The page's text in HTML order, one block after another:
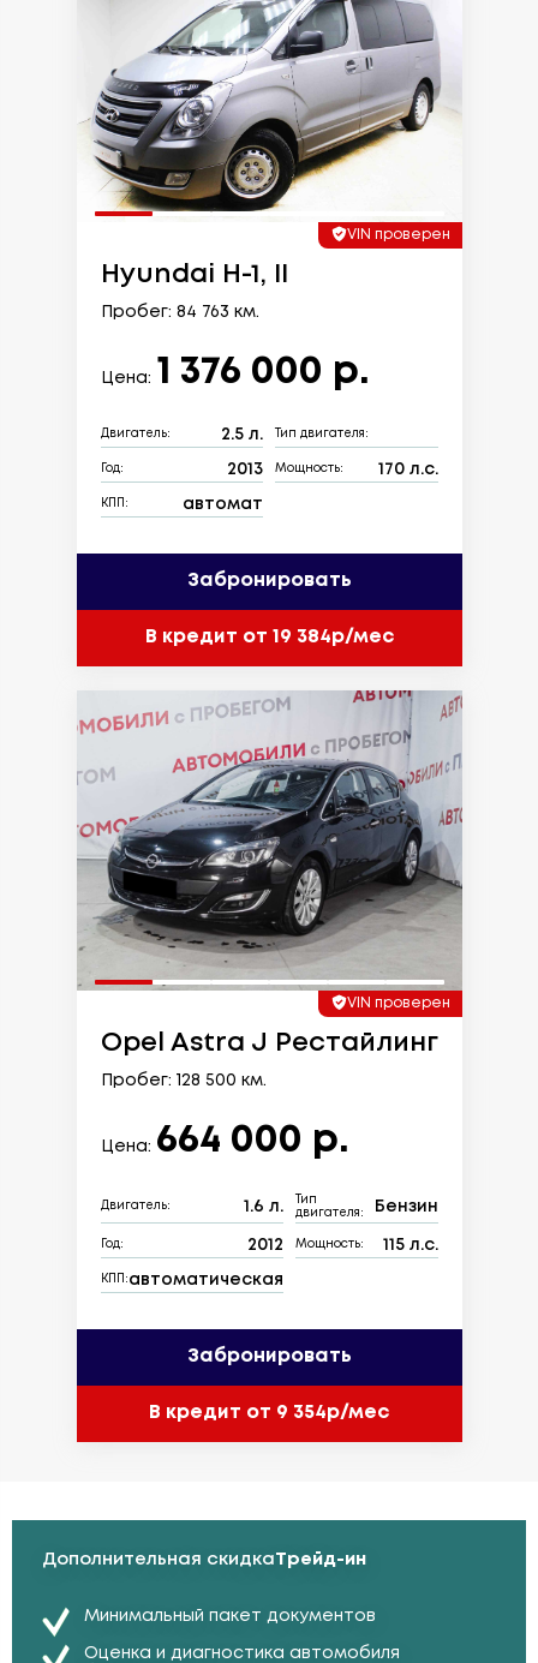
VIN проверен
Hyundai H-1, II
Пробег: 84 763 км.
Цена: 1 376 000 р.
Двигатель: 2.5 л. Тип двигателя:
Год: 2013 Мощность: 170 л.с.
КПП: автомат
Забронировать
В кредит от 19 384р/мес
VIN проверен
Opel Astra J Рестайлинг
Пробег: 128 500 км.
Цена: 664 000 р.
Двигатель: 1.6 л.
Тип
двигателя:
Бензин
Год: 2012 Мощность: 115 л.с.
КПП: автоматическая
Забронировать
В кредит от 9 354р/мес
Дополнительная скидкаТрейд-ин
Минимальный пакет документов
Оценка и диагностика автомобиля